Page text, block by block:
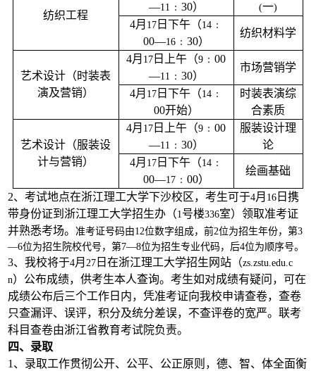
纺织工程
—11 ﹕ 30） (一)
4月 17日 下午（14﹕
00—16﹕ 30）
纺织材料学
艺术设计（时装表
演及营销）
4月 17 日 上午（9 ﹕00
—11 ﹕ 30）
市场营销学
4月 17日 下午（14﹕
00开始）
时装表演综
合素质
艺术设计（服装设
计与营销）
4月 17 日 上午（9 ﹕00
—11 ﹕ 30）
服装设计理
论
4月 17日 下午（14﹕
00—17﹕ 00）
绘画基础
2、考试地点在浙江理工大学下沙校区，考生可于4月 16 日携
带身份证到浙江理工大学招生办（1号楼336室）领取准考证
并熟悉考场。准考证号码由12位数字组成，前2位为招生年份，第3
—6位为招生院校代号，第7—8位为招生专业代码，后4位为顺序号。
3、我校将于4月 27 日在浙江理工大学招生网站（zs.zstu.edu.c
n）公布成绩，供考生本人查询。考生如对成绩有疑问，可在
成绩公布后三个工作日内，凭准考证向我校申请查卷，查卷
只查漏评、误评，积分及统分差误，不查评卷的宽严。联考
科目查卷由浙江省教育考试院负责。
四、录取
1 、录取工作贯彻公开、公平、公正原则，德、智、体全面衡